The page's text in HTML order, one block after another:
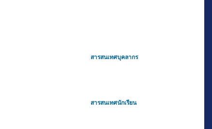
สารสนเทศบุคลากร
สารสนเทศนักเรียน